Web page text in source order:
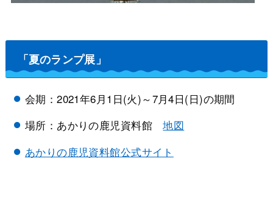
「夏のランプ展」
会期：2021年6月1日(火)～7月4日(日)の期間
場所：あかりの鹿児資料館地図
あかりの鹿児資料館公式サイト